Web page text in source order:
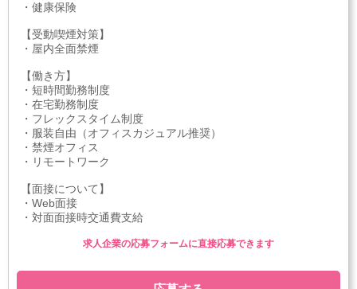
・健康保険
【受動喫煙対策】
・屋内全面禁煙
【働き方】
・短時間勤務制度
・在宅勤務制度
・フレックスタイム制度
・服装自由（オフィスカジュアル推奨）
・禁煙オフィス
・リモートワーク
【面接について】
・Web面接
・対面面接時交通費支給
求人企業の応募フォームに直接応募できます